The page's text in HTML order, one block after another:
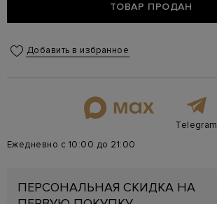
ТОВАР ПРОДАН
Добавить в избранное
Telegram
Ежедневно с 10:00 до 21:00
ПЕРСОНАЛЬНАЯ СКИДКА НА